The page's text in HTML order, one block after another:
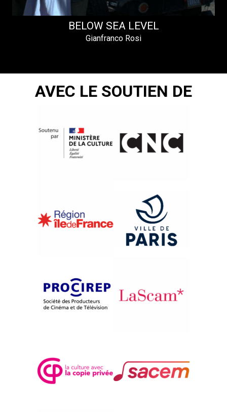
BELOW SEA LEVEL
Gianfranco Rosi
AVEC LE SOUTIEN DE